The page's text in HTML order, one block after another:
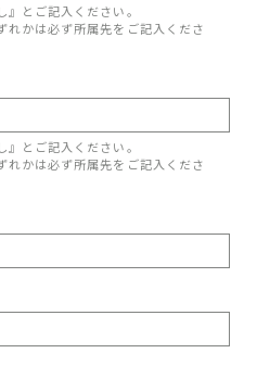
とご記入ください。
れかは必ず所属先をご記入くださ
とご記入ください。
れかは必ず所属先をご記入くださ